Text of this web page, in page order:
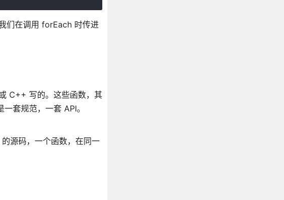
们在调用 forEach 时传进
C++ 写的。这些函数，其
套规范，一套 API。
源码，一个函数，在同一